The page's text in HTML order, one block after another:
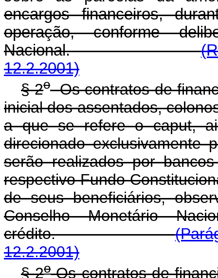
encargos financeiros,
operação, conforme
Nacional.
12.2.2001)
§ 2oOs contratos de
inicial dos assentados,
a que se refere o caput,
direcionado exclusivamente
serão realizados por
respectivo Fundo
de seus beneficiários,
Conselho Monetário
crédito.
12.2.2001)
§ 2oOs contratos de